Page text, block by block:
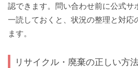
認できます。問い合わせ前に公式サ
一読しておくと、状況の整理と対応
ます。
リサイクル・廃棄の正しい方